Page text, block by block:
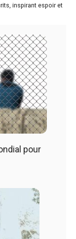
inspirant espoir et
pour